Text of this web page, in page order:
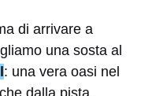
di arrivare a
una sosta al
: una vera oasi nel